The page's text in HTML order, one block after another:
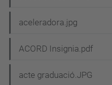
aceleradora.jpg
ACORD Insignia.pdf
acte graduació.JPG